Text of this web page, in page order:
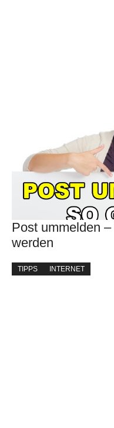
Post ummelden
werden
TIPPS INTERNET